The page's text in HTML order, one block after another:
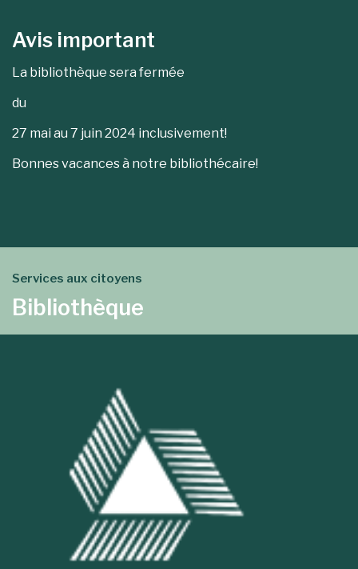
Avis important
La bibliothèque sera fermée
du
27 mai au 7 juin 2024 inclusivement!
Bonnes vacances à notre bibliothécaire!
Services aux citoyens
Bibliothèque